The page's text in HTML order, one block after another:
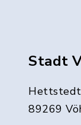
Stadt
89269